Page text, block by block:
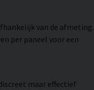
van de afmeting.
per paneel voor een
maar effectief